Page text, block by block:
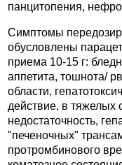
панцитопения,
Симптомы
обусловлены
приема 10-15 г:
аппетита, тошнота/
области,
действие, в тяжелых
недостаточность,
"печеночных"
протромбинового